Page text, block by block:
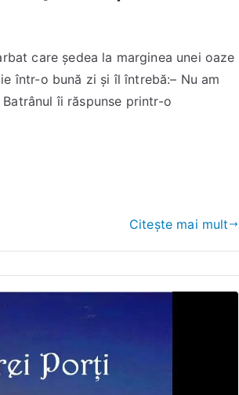
care ședea la marginea unei oaze
într-o bună zi și îl întrebă:– Nu am
îi răspunse printr-o
Citește mai mult